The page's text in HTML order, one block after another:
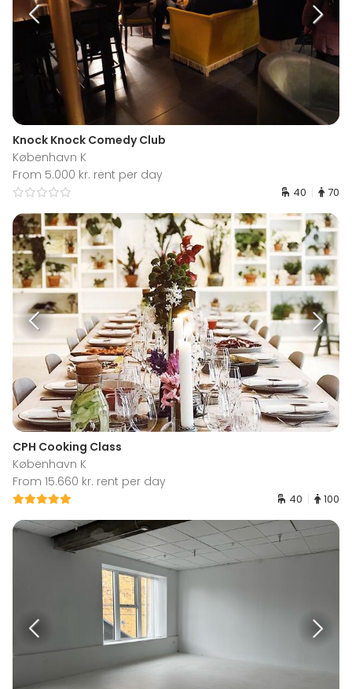
Knock Knock Comedy Club
København K
From 5.000 kr. rent per day
40 70
CPH Cooking Class
København K
From 15.660 kr. rent per day
40 100